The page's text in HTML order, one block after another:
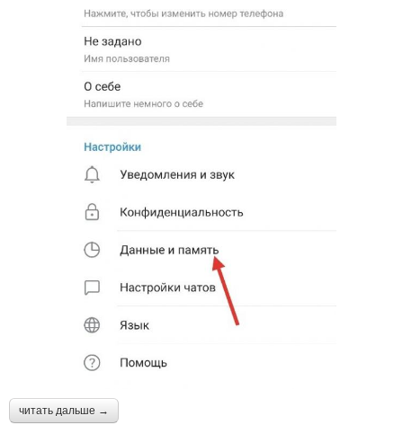
читать дальше →